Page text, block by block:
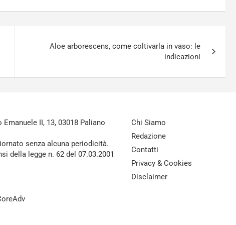
Aloe arborescens, come coltivarla in vaso: le
indicazioni
II, 13, 03018 Paliano
senza alcuna periodicità.
della legge n. 62 del 07.03.2001
Chi Siamo
Redazione
Contatti
Privacy & Cookies
Disclaimer